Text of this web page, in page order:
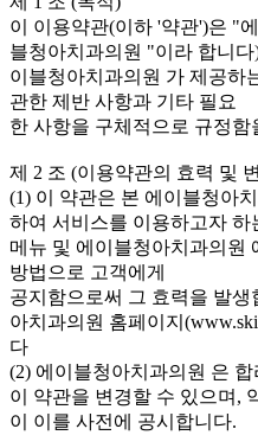
이 이용약관(이하 '약관')은 "
블청아치과의원 "이라 합니
이블청아치과의원 가 제공하
관한 제반 사항과 기타 필요
한 사항을 구체적으로 규정함
제 2 조 (이용약관의 효력 및
(1) 이 약관은 본 에이블청아
하여 서비스를 이용하고자
메뉴 및 에이블청아치과의원
방법으로 고객에게
공지함으로써 그 효력을 발
아치과의원 홈페이지
다
(2) 에이블청아치과의원 은
이 약관을 변경할 수 있으며,
이 이를 사전에 공시합니다.